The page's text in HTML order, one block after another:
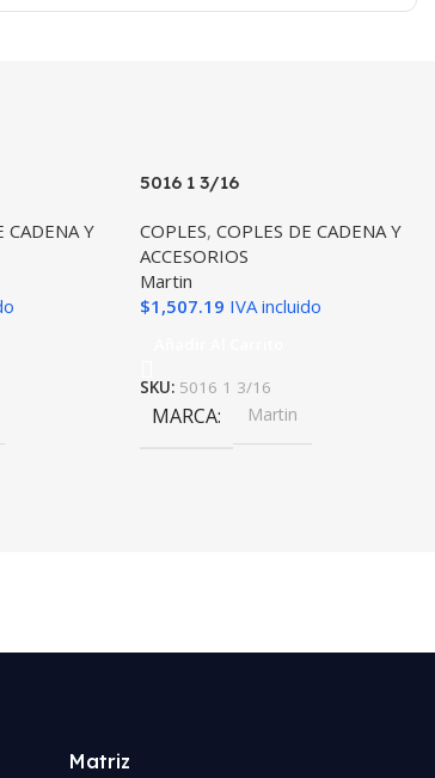
CADENA Y
5016 1 3/16
COPLES,COPLES DE CADENA Y
ACCESORIOS
Martin
$1,507.19 IVA incluido
SKU: 5016 1 3/16
MARCA Martin
Matriz